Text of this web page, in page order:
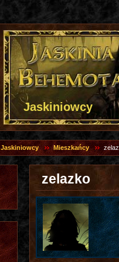
Jaskiniowcy
Jaskiniowcy Mieszkańcy
zelazko